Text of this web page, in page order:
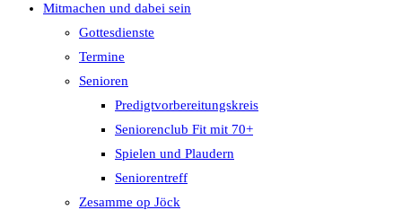
Mitmachen und dabei sein
Gottesdienste
Termine
Senioren
Predigtvorbereitungskreis
Seniorenclub Fit mit 70+
Spielen und Plaudern
Seniorentreff
Zesamme op Jöck